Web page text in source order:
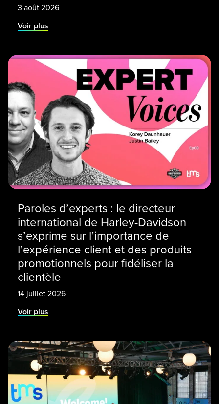
3 août 2026
Voir plus
Paroles d’experts : le directeur
international de Harley-Davidson
s’exprime sur l’importance de
l’expérience client et des produits
promotionnels pour fidéliser la
clientèle
14 juillet 2026
Voir plus